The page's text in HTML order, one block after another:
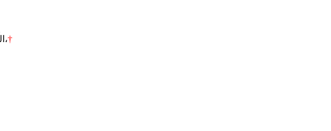
اللّهم، يا مَن يُدَبِّرُ الأمورَ بعنايةٍ عجيبة، نَسألُك، بحقِ سيدةِ فلسطين، مريمَ العذراء، أن تدفعَ جميعَ الشدائِدِ عن الأرضِ المقدَّسة،†